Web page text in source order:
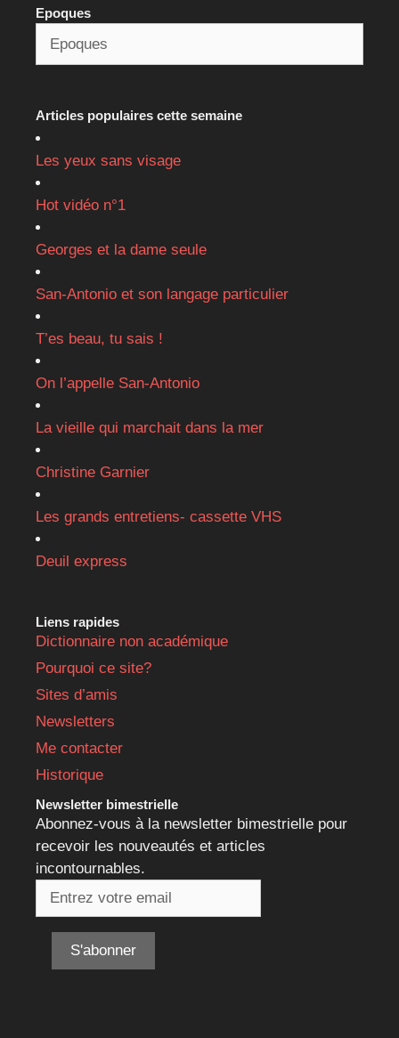
Epoques
Articles populaires cette semaine
Les yeux sans visage
Hot vidéo n°1
Georges et la dame seule
San-Antonio et son langage particulier
T’es beau, tu sais !
On l’appelle San-Antonio
La vieille qui marchait dans la mer
Christine Garnier
Les grands entretiens- cassette VHS
Deuil express
Liens rapides
Dictionnaire non académique
Pourquoi ce site?
Sites d’amis
Newsletters
Me contacter
Historique
Newsletter bimestrielle
Abonnez-vous à la newsletter bimestrielle pour
recevoir les nouveautés et articles
incontournables.